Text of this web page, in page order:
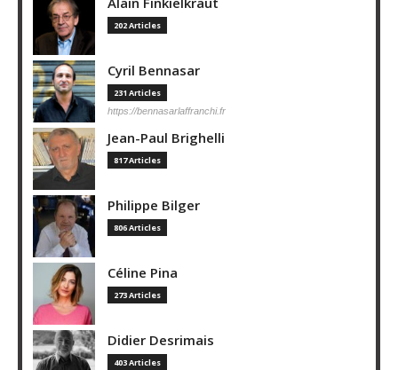
202 Articles
Cyril Bennasar
231 Articles
https://bennasarlaffranchi.fr
Jean-Paul Brighelli
817 Articles
Philippe Bilger
806 Articles
Céline Pina
273 Articles
Didier Desrimais
403 Articles